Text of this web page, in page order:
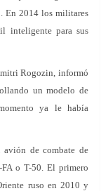
En 2014 los militares
inteligente para sus
Rogozin, informó
un modelo de
ya le había
avión de combate de
o T-50. El primero
ruso en 2010 y